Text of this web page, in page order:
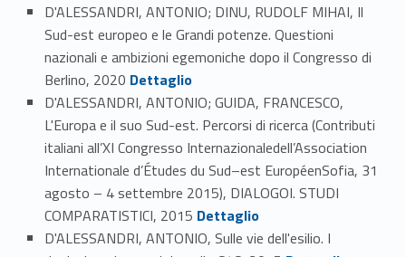
D'ALESSANDRI, ANTONIO; DINU, RUDOLF MIHAI, Il
Sud-est europeo e le Grandi potenze. Questioni
nazionali e ambizioni egemoniche dopo il Congresso di
Berlino, 2020 Link identifier #identifier_person_21614-36
Dettaglio
D'ALESSANDRI, ANTONIO; GUIDA, FRANCESCO,
L'Europa e il suo Sud-est. Percorsi di ricerca (Contributi
italiani all’XI Congresso Internazionaledell’Association
Internationale d’Études du Sud–est EuropéenSofia, 31
agosto – 4 settembre 2015), DIALOGOI. STUDI
COMPARATISTICI, 2015 Link identifier #identifier_person_194074-37
Dettaglio
D'ALESSANDRI, ANTONIO, Sulle vie dell'esilio. I
Link identifier #identifier_person_153309-38